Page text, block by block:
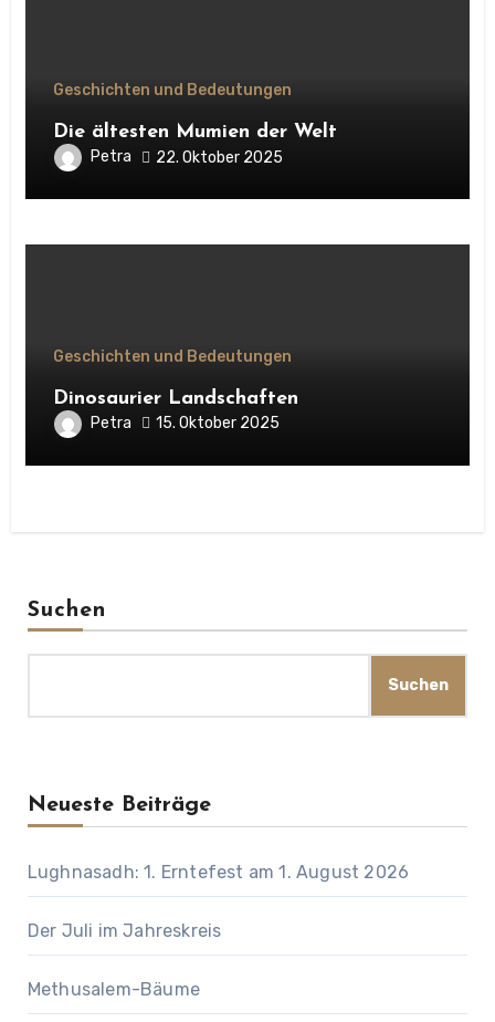
Geschichten und Bedeutungen
Die ältesten Mumien der Welt
Petra 22. Oktober 2025
Geschichten und Bedeutungen
Dinosaurier Landschaften
Petra 15. Oktober 2025
Suchen
Suchen
Neueste Beiträge
Lughnasadh: 1. Erntefest am 1. August 2026
Der Juli im Jahreskreis
Methusalem-Bäume